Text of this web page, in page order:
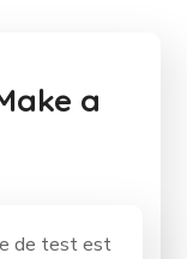
a
de test est